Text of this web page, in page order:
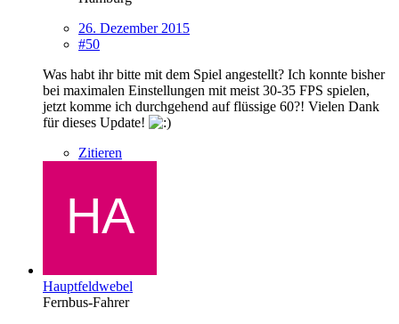
26. Dezember 2015
#50
Was habt ihr bitte mit dem Spiel angestellt? Ich konnte bisher
bei maximalen Einstellungen mit meist 30-35 FPS spielen,
jetzt komme ich durchgehend auf flüssige 60?! Vielen Dank
für dieses Update!
Zitieren
Hauptfeldwebel
Fernbus-Fahrer